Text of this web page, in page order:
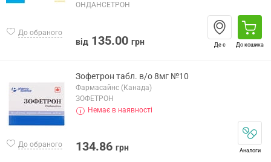
До обраного
ОНДАНСЕТРОН
від 135.00 грн Де є До кошика
До обраного
Зофетрон табл. в/о 8мг №10
Фармасайнс (Канада)
ЗОФЕТРОН
Немає в наявності
134.86 грн Аналоги